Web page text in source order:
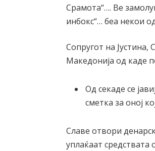
Срамота“…. Ве
инбокс“… беа некои
Сопругот на
Македонија од каде
Од секаде се
сметка за оној
Славе отвори
уплаќаат средствата